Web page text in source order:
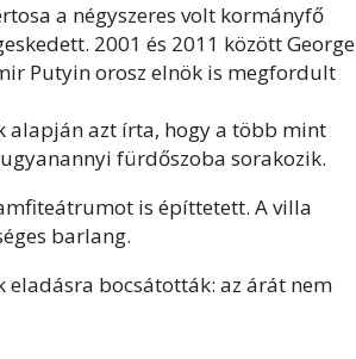
a négyszeres volt kormányfő
2001 és 2011 között George
Putyin orosz elnök is megfordult
alapján azt írta, hogy a több mint
fürdőszoba sorakozik.
is építtetett. A villa
barlang.
bocsátották: az árát nem